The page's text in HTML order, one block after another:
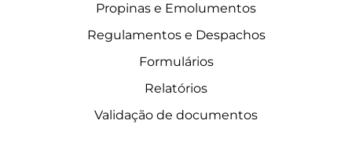
Propinas e Emolumentos
Regulamentos e Despachos
Formulários
Relatórios
Validação de documentos